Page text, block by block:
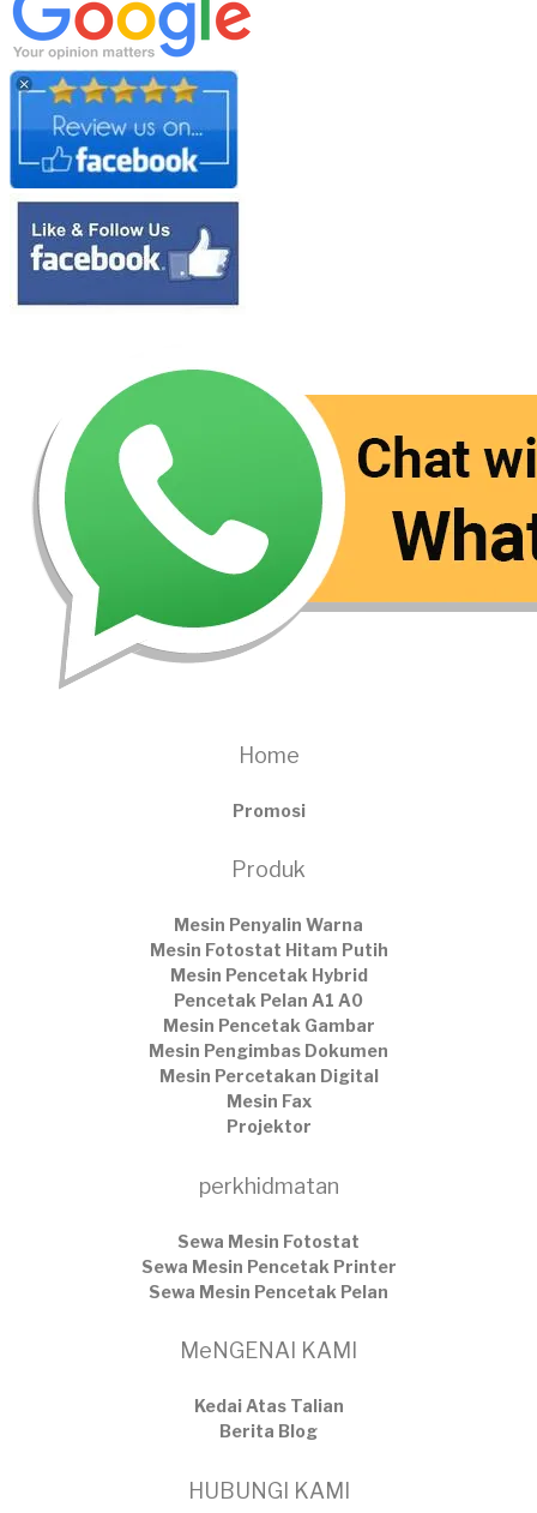
Home
Promosi
Produk
Mesin Penyalin Warna
Mesin Fotostat Hitam Putih
Mesin Pencetak Hybrid
Pencetak Pelan A1 A0
Mesin Pencetak Gambar
Mesin Pengimbas Dokumen
Mesin Percetakan Digital
Mesin Fax
Projektor
perkhidmatan
Sewa Mesin Fotostat
Sewa Mesin Pencetak Printer
Sewa Mesin Pencetak Pelan
MeNGENAI KAMI
Kedai Atas Talian
​Berita Blog
HUBUNGI KAMI